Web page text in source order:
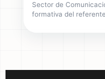
Sector de
formativa del